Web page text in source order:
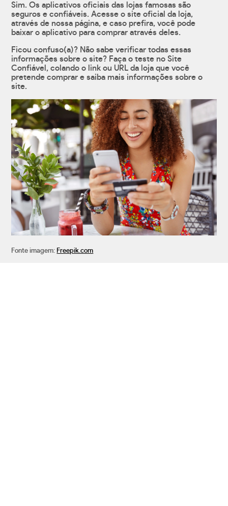
Sim. Os aplicativos oficiais das lojas famosas são
seguros e confiáveis. Acesse o site oficial da loja,
através de nossa página, e caso prefira, você pode
baixar o aplicativo para comprar através deles.
Ficou confuso(a)? Não sabe verificar todas essas
informações sobre o site? Faça o teste no Site
Confiável, colando o link ou URL da loja que você
pretende comprar e saiba mais informações sobre o
site.
Fonte imagem: Freepik.com